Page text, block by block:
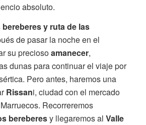
absoluto.
bereberes y ruta de las
de pasar la noche en el
su preciosoamanecer,
dunas para continuar el viaje por
Pero antes, haremos una
Rissani, ciudad con el mercado
Recorreremos
bereberesy llegaremos al Valle